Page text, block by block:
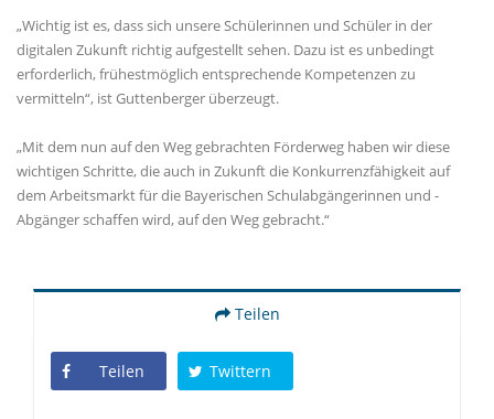
Wichtig ist es, dass sich unsere Schülerinnen und Schüler in der
digitalen Zukunft richtig aufgestellt sehen. Dazu ist es unbedingt
erforderlich, frühestmöglich entsprechende Kompetenzen zu
vermitteln“, ist Guttenberger überzeugt.
Mit dem nun auf den Weg gebrachten Förderweg haben wir diese
wichtigen Schritte, die auch in Zukunft die Konkurrenzfähigkeit auf
dem Arbeitsmarkt für die Bayerischen Schulabgängerinnen und -
Abgänger schaffen wird, auf den Weg gebracht.“
Teilen
Teilen Twittern